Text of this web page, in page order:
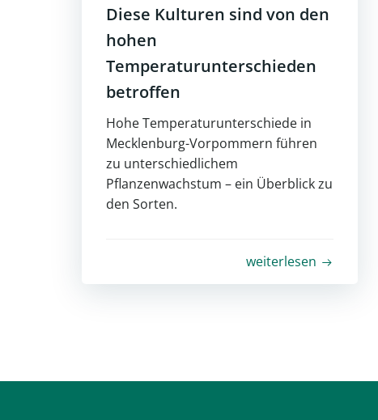
Diese Kulturen sind von den
hohen
Temperaturunterschieden
betroffen
Hohe Temperaturunterschiede in
Mecklenburg-Vorpommern führen
zu unterschiedlichem
Pflanzenwachstum – ein Überblick zu
den Sorten.
weiterlesen